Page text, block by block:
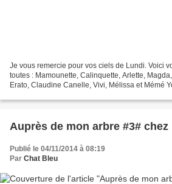
Je vous remercie pour vos ciels de Lundi. Voici
toutes : Mamounette, Calinquette, Arlette,
Erato, Claudine Canelle, Vivi, Mélissa et Mémé
Auprès de mon arbre #3#
Publié le 04/11/2014 à 08:19
Par Chat Bleu